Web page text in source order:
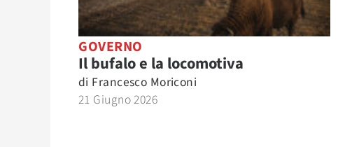
GOVERNO
Il bufalo e la locomotiva
di Francesco Moriconi
21 Giugno 2026